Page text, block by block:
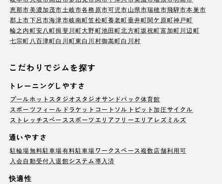
恵那市美濃加茂市土岐市各務原市可児市山県市瑞穂市飛騨市本巣市
郡上市下呂市海津市岐南町笠松町養老町垂井町関ケ原町神戸町
輪之内町安八町揖斐川町大野町池田町北方町坂祝町富加町川辺町
七宗町 八百津町白川町東白川村御嵩町白川村
こだわりでジムを探す
トレーニングしやすさ
プールホットスタジオ スタジオサンドバック体育館
スポーツフィールド ラケットコート ソルトピット加圧サイクル
ストレッチスペース スポーツエリア フリーエリア レズミルズ
通いやすさ
駐輪場無料駐車場有料駐車場ワークスペース複数店舗利用可
入会自動受付 入退館システム導入済
快適性